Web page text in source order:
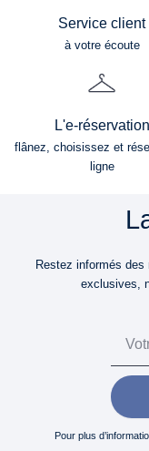
Service client
à votre écoute
L'e-réservation
flânez, choisissez et
ligne
Restez informés
exclusives,
Pour plus